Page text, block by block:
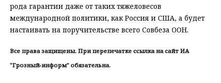
рода гарантии даже от таких тяжеловесов
международной политики, как Россия и США, а будет
настаивать на поручительстве всего Совбеза ООН.
Все права защищены. При перепечатке ссылка на сайт ИА
"Грозный-информ" обязательна.